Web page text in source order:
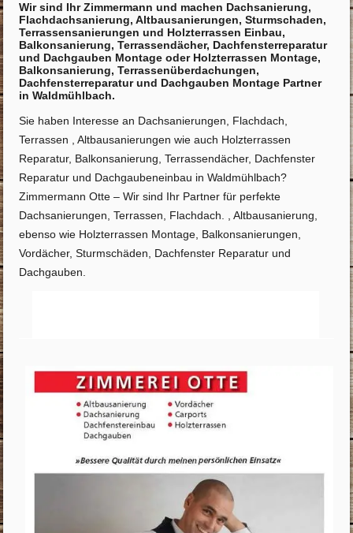
Wir sind Ihr Zimmermann und machen Dachsanierung,
Flachdachsanierung, Altbausanierungen, Sturmschaden,
Terrassensanierungen und Holzterrassen Einbau,
Balkonsanierung, Terrassendächer, Dachfensterreparatur
und Dachgauben Montage oder Holzterrassen Montage,
Balkonsanierung, Terrassenüberdachungen,
Dachfensterreparatur und Dachgauben Montage Partner
in Waldmühlbach.
Sie haben Interesse an Dachsanierungen, Flachdach,
Terrassen , Altbausanierungen wie auch Holzterrassen
Reparatur, Balkonsanierung, Terrassendächer, Dachfenster
Reparatur und Dachgaubeneinbau in Waldmühlbach?
Zimmermann Otte – Wir sind Ihr Partner für perfekte
Dachsanierungen, Terrassen, Flachdach. , Altbausanierung,
ebenso wie Holzterrassen Montage, Balkonsanierungen,
Vordächer, Sturmschäden, Dachfenster Reparatur und
Dachgauben.